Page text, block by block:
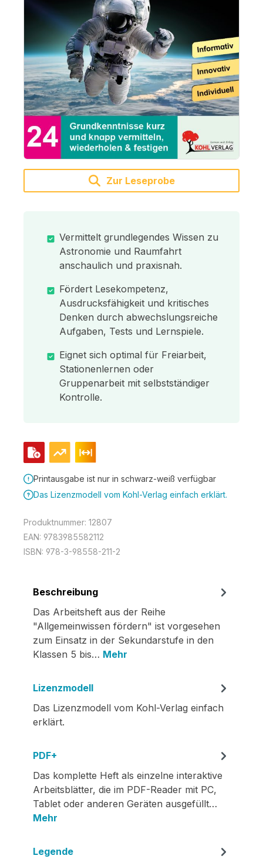
Zur Leseprobe
Vermittelt grundlegendes Wissen zu
Astronomie und Raumfahrt
anschaulich und praxisnah.
Fördert Lesekompetenz,
Ausdrucksfähigkeit und kritisches
Denken durch abwechslungsreiche
Aufgaben, Tests und Lernspiele.
Eignet sich optimal für Freiarbeit,
Stationenlernen oder
Gruppenarbeit mit selbstständiger
Kontrolle.
Printausgabe ist nur in schwarz-weiß verfügbar
Das Lizenzmodell vom Kohl-Verlag einfach erklärt.
Produktnummer: 12807
EAN: 9783985582112
ISBN: 978-3-98558-211-2
Beschreibung
Das Arbeitsheft aus der Reihe
"Allgemeinwissen fördern" ist vorgesehen
zum Einsatz in der Sekundarstufe in den
Klassen 5 bis… Mehr
Lizenzmodell
Das Lizenzmodell vom Kohl-Verlag einfach
erklärt.
PDF+
Das komplette Heft als einzelne interaktive
Arbeitsblätter, die im PDF-Reader mit PC,
Tablet oder anderen Geräten ausgefüllt…
Mehr
Legende